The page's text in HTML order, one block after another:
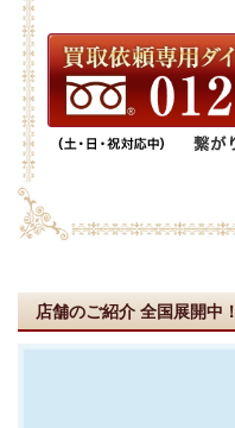
店舗のご紹介 全国展開中！